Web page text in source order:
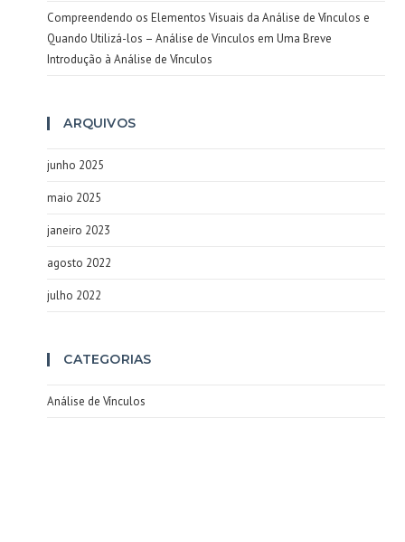
Compreendendo os Elementos Visuais da Análise de Vínculos e
Quando Utilizá-los – Análise de Vinculos emUma Breve
Introdução à Análise de Vínculos
ARQUIVOS
junho 2025
maio 2025
janeiro 2023
agosto 2022
julho 2022
CATEGORIAS
Análise de Vínculos